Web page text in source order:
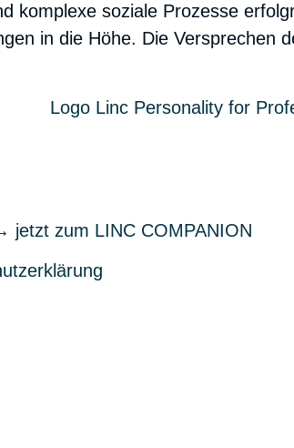
komplexe soziale Prozesse
in die Höhe. Die Versprechen
jetzt zum LINC COMPANION